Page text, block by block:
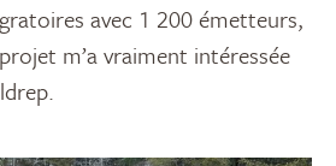
avec 1 200 émetteurs,
m’a vraiment intéressée